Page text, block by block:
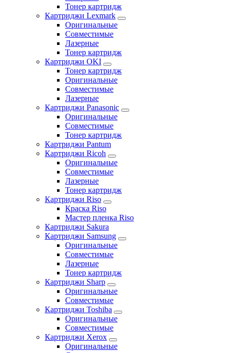
Тонер картридж
Картриджи Lexmark
Оригинальные
Совместимые
Лазерные
Тонер картридж
Картриджи OKI
Тонер картридж
Оригинальные
Совместимые
Лазерные
Картриджи Panasonic
Оригинальные
Совместимые
Тонер картридж
Картриджи Pantum
Картриджи Ricoh
Оригинальные
Совместимые
Лазерные
Тонер картридж
Картриджи Riso
Краска Riso
Мастер пленка Riso
Картриджи Sakura
Картриджи Samsung
Оригинальные
Совместимые
Лазерные
Тонер картридж
Картриджи Sharp
Оригинальные
Совместимые
Картриджи Toshiba
Оригинальные
Совместимые
Картриджи Xerox
Оригинальные